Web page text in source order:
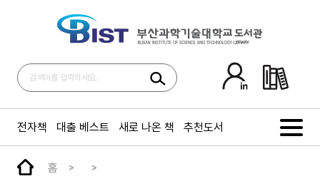
전자책 대출 베스트 새로 나온 책 추천도서
홈